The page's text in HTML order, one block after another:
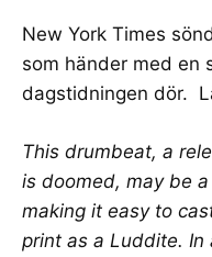
New York Times
som händer med en
dagstidningen dör.
This drumbeat, a
is doomed, may be
making it easy to
print as a Luddite. In